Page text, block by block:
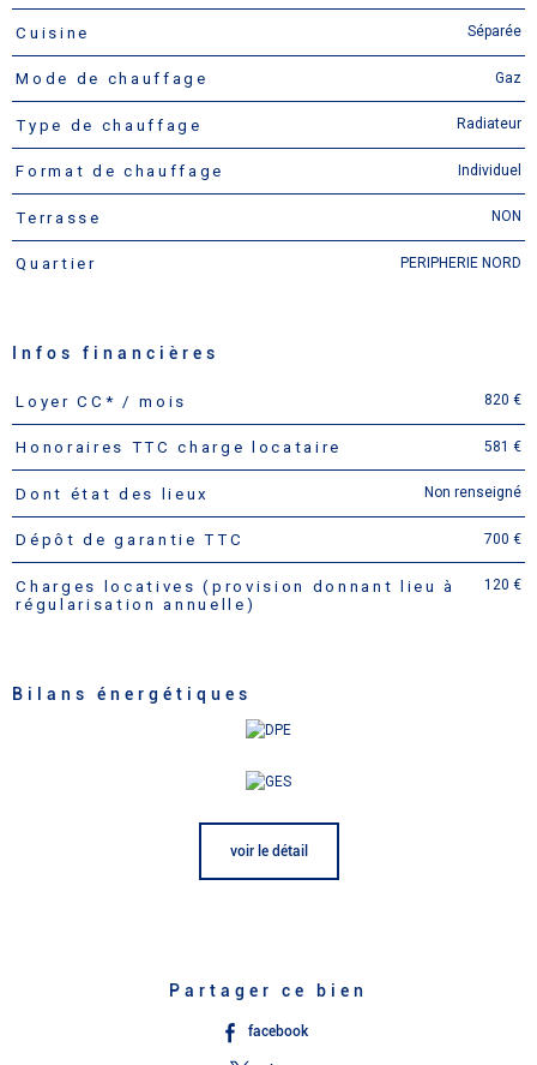
Cuisine Séparée
Mode de chauffage Gaz
Type de chauffage Radiateur
Format de chauffage Individuel
Terrasse NON
Quartier PERIPHERIE NORD
Infos financières
Caractéristiques Valeurs
Loyer CC* / mois 820 €
Honoraires TTC charge locataire 581 €
Dont état des lieux Non renseigné
Dépôt de garantie TTC 700 €
Charges locatives (provision donnant lieu à
régularisation annuelle)
120 €
Bilans énergétiques
voir le détail
Partager ce bien
facebook